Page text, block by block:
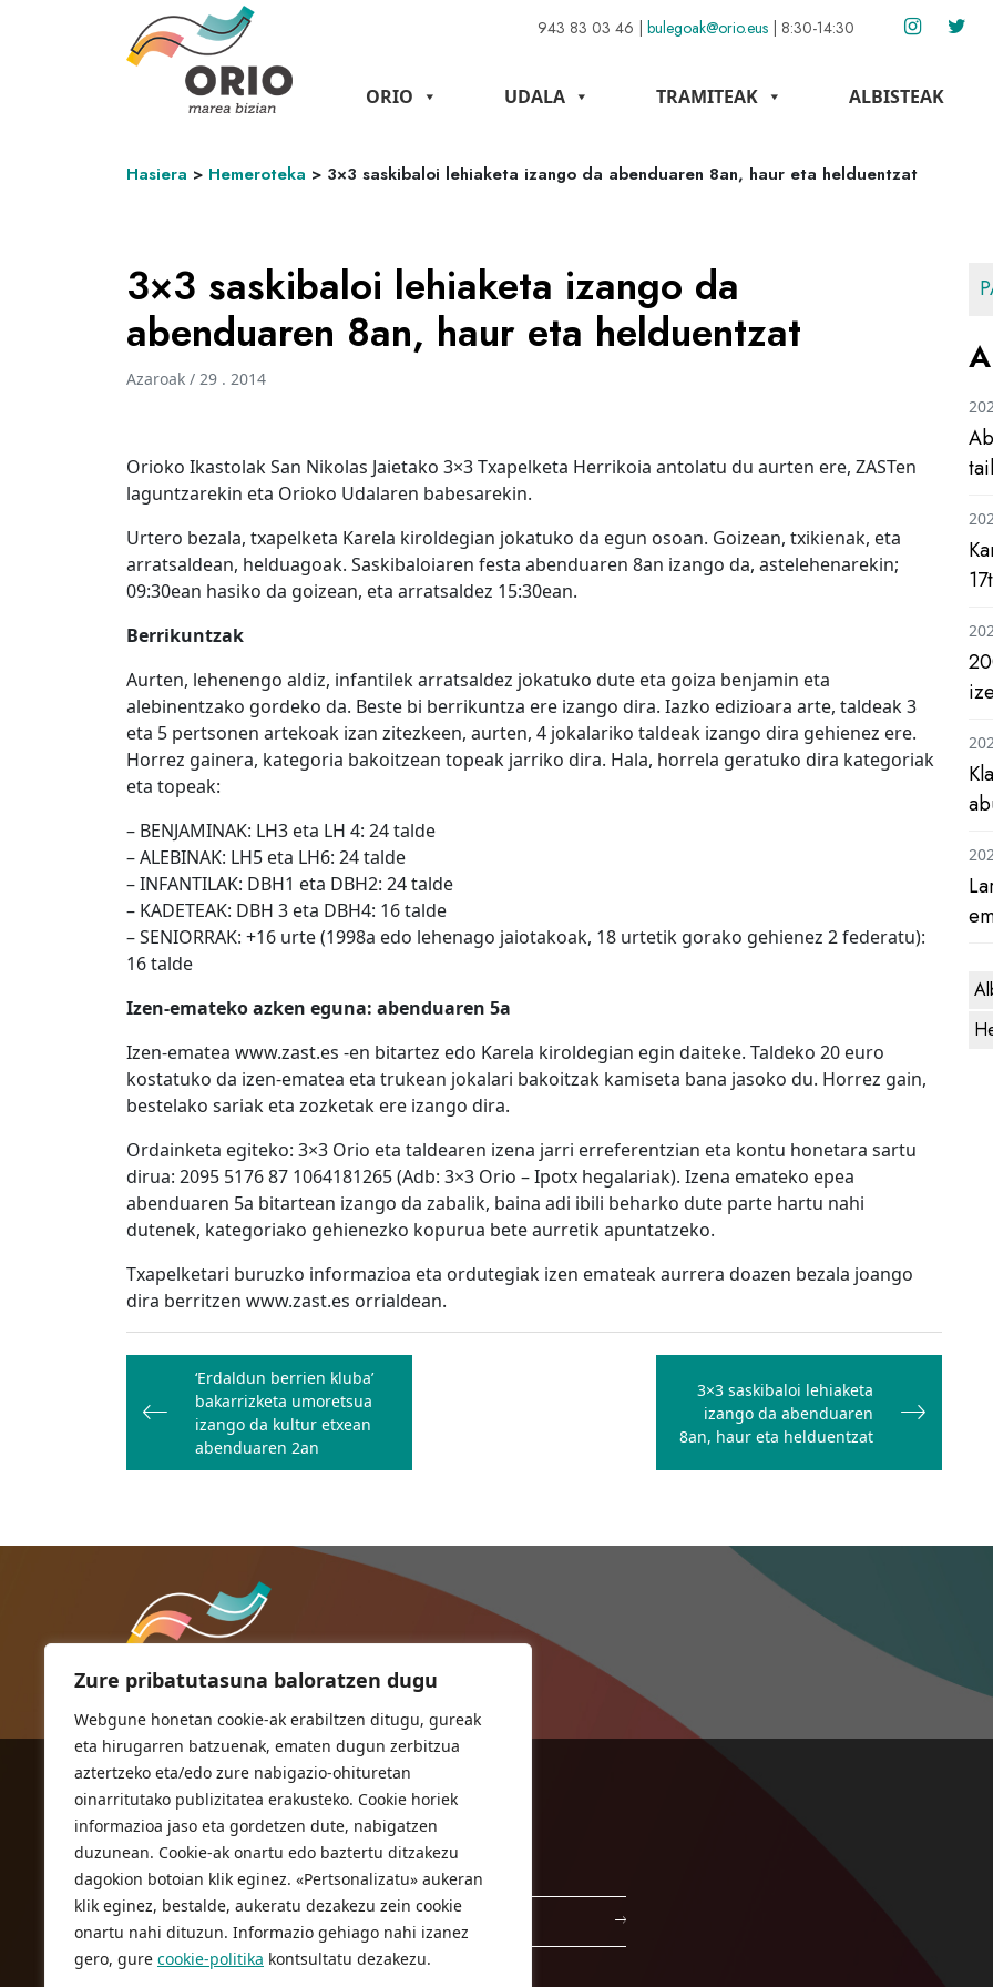
Zure pribatutasuna baloratzen dugu
Webgune honetan cookie-ak erabiltzen ditugu, gureak
eta hirugarren batzuenak, ematen dugun zerbitzua
aztertzeko eta/edo zure nabigazio-ohituretan
oinarritutako publizitatea erakusteko. Cookie horiek
informazioa jaso eta gordetzen dute, nabigatzen
duzunean. Cookie-ak onartu edo baztertu ditzakezu
dagokion botoian klik eginez. «Pertsonalizatu» aukeran
klik eginez, bestalde, aukeratu dezakezu zein cookie
onartu nahi dituzun. Informazio gehiago nahi izanez
gero, gure cookie-politika kontsultatu dezakezu.
943 83 03 46 | bulegoak@orio.eus | 8:30-14:30
ORIO UDALA TRAMITEAK ALBISTEAK
Hasiera > Hemeroteka > 3×3 saskibaloi lehiaketa izango da abenduaren 8an, haur eta helduentzat
3×3 saskibaloi lehiaketa izango da
abenduaren 8an, haur eta helduentzat
Azaroak / 29 . 2014
Orioko Ikastolak San Nikolas Jaietako 3×3 Txapelketa Herrikoia antolatu du aurten ere, ZASTen
laguntzarekin eta Orioko Udalaren babesarekin.
Urtero bezala, txapelketa Karela kiroldegian jokatuko da egun osoan. Goizean, txikienak, eta
arratsaldean, helduagoak. Saskibaloiaren festa abenduaren 8an izango da, astelehenarekin;
09:30ean hasiko da goizean, eta arratsaldez 15:30ean.
Berrikuntzak
Aurten, lehenengo aldiz, infantilek arratsaldez jokatuko dute eta goiza benjamin eta
alebinentzako gordeko da. Beste bi berrikuntza ere izango dira. Iazko edizioara arte, taldeak 3
eta 5 pertsonen artekoak izan zitezkeen, aurten, 4 jokalariko taldeak izango dira gehienez ere.
Horrez gainera, kategoria bakoitzean topeak jarriko dira. Hala, horrela geratuko dira kategoriak
eta topeak:
– BENJAMINAK: LH3 eta LH 4: 24 talde
– ALEBINAK: LH5 eta LH6: 24 talde
– INFANTILAK: DBH1 eta DBH2: 24 talde
– KADETEAK: DBH 3 eta DBH4: 16 talde
– SENIORRAK: +16 urte (1998a edo lehenago jaiotakoak, 18 urtetik gorako gehienez 2 federatu):
16 talde
Izen-emateko azken eguna: abenduaren 5a
Izen-ematea www.zast.es -en bitartez edo Karela kiroldegian egin daiteke. Taldeko 20 euro
kostatuko da izen-ematea eta trukean jokalari bakoitzak kamiseta bana jasoko du. Horrez gain,
bestelako sariak eta zozketak ere izango dira.
Ordainketa egiteko: 3×3 Orio eta taldearen izena jarri erreferentzian eta kontu honetara sartu
dirua: 2095 5176 87 1064181265 (Adb: 3×3 Orio – Ipotx hegalariak). Izena emateko epea
abenduaren 5a bitartean izango da zabalik, baina adi ibili beharko dute parte hartu nahi
dutenek, kategoriako gehienezko kopurua bete aurretik apuntatzeko.
Txapelketari buruzko informazioa eta ordutegiak izen emateak aurrera doazen bezala joango
dira berritzen www.zast.es orrialdean.
Bidalketetan
zehar
nabigatu
‘Erdaldun berrien kluba’
bakarrizketa umoretsua
izango da kultur etxean
abenduaren 2an
3×3 saskibaloi lehiaketa
izango da abenduaren
8an, haur eta helduentzat
ORIOKO UDALA
Herriko plaza,1
20810 Orio (Gipuzkoa)
T. 943 83 03 46
bulegoak@orio.eus